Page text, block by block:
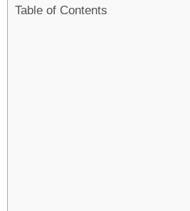
Table of Contents